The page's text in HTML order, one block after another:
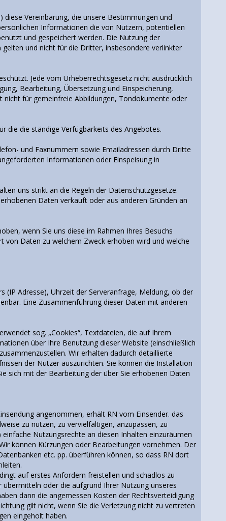
diese Vereinbarung, die unsere Bestimmungen und
Informationen die von Nutzern, potentiellen
und gespeichert werden. Die Nutzung der
und nicht für die Dritter, insbesondere verlinkter
Jede vom Urheberrechtsgesetz nicht ausdrücklich
Bearbeitung, Übersetzung und Einspeicherung,
nicht für gemeinfreie Abbildungen, Tondokumente oder
die die ständige Verfügbarkeits des Angebotes.
und Faxnummern sowie Emailadressen durch Dritte
Informationen oder Einspeisung in
uns strikt an die Regeln der Datenschutzgesetze.
Daten verkauft oder aus anderen Gründen an
wenn Sie uns diese im Rahmen Ihres Besuchs
Daten zu welchem Zweck erhoben wird und welche
Adresse), Uhrzeit der Serveranfrage, Meldung, ob der
Eine Zusammenführung dieser Daten mit anderen
sog. „Cookies“, Textdateien, die auf Ihrem
über Ihre Benutzung dieser Website (einschließlich
Wir erhalten dadurch detaillierte
der Nutzer auszurichten. Sie können die Installation
sich mit der Bearbeitung der über Sie erhobenen Daten
angenommen, erhält RN vom Einsender. das
zu nutzen, zu vervielfältigen, anzupassen, zu
Nutzungsrechte an diesen Inhalten einzuräumen
können Kürzungen oder Bearbeitungen vornehmen. Der
etc. pp. überführen können, so dass RN dort
auf erstes Anfordern freistellen und schadlos zu
oder die aufgrund Ihrer Nutzung unseres
dann die angemessen Kosten der Rechtsverteidigung
gilt nicht, wenn Sie die Verletzung nicht zu vertreten
eingeholt haben.